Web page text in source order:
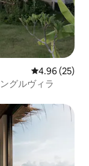
レビュー25
4.96 (25)
グルヴィラ